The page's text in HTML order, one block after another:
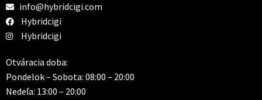
info@hybridcigi.com
Hybridcigi
Hybridcigi
Otváracia doba:
Pondelok – Sobota: 08:00 – 20:00
Nedeľa: 13:00 – 20:00